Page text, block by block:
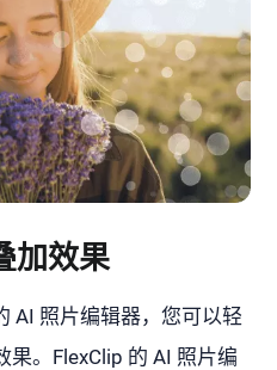
加效果
AI 照片编辑器，您可以轻
。FlexClip 的 AI 照片编